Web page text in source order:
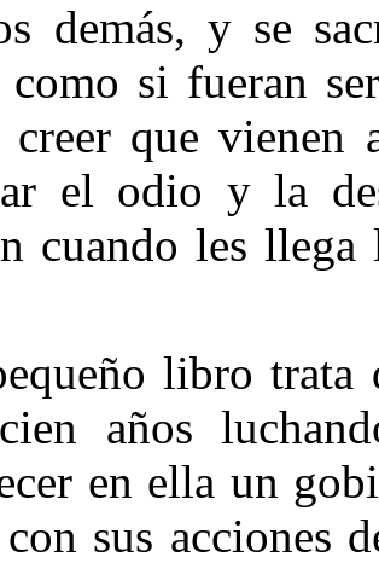
demás, y se
si fueran
que vienen
el odio y la
cuando les llega
libro
años
en ella un
sus acciones